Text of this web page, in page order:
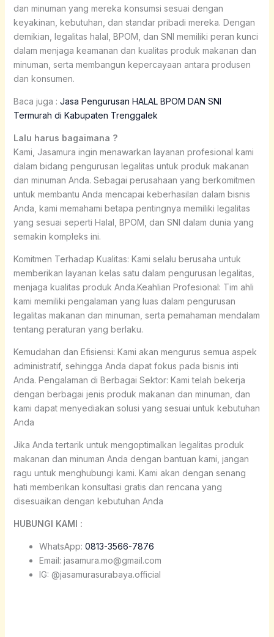
dan minuman yang mereka konsumsi sesuai dengan
keyakinan, kebutuhan, dan standar pribadi mereka. Dengan
demikian, legalitas halal, BPOM, dan SNI memiliki peran kunci
dalam menjaga keamanan dan kualitas produk makanan dan
minuman, serta membangun kepercayaan antara produsen
dan konsumen.
Baca juga : Jasa Pengurusan HALAL BPOM DAN SNI
Termurah di Kabupaten Trenggalek
Lalu harus bagaimana ?
Kami, Jasamura ingin menawarkan layanan profesional kami
dalam bidang pengurusan legalitas untuk produk makanan
dan minuman Anda. Sebagai perusahaan yang berkomitmen
untuk membantu Anda mencapai keberhasilan dalam bisnis
Anda, kami memahami betapa pentingnya memiliki legalitas
yang sesuai seperti Halal, BPOM, dan SNI dalam dunia yang
semakin kompleks ini.
Komitmen Terhadap Kualitas: Kami selalu berusaha untuk
memberikan layanan kelas satu dalam pengurusan legalitas,
menjaga kualitas produk Anda.Keahlian Profesional: Tim ahli
kami memiliki pengalaman yang luas dalam pengurusan
legalitas makanan dan minuman, serta pemahaman mendalam
tentang peraturan yang berlaku.
Kemudahan dan Efisiensi: Kami akan mengurus semua aspek
administratif, sehingga Anda dapat fokus pada bisnis inti
Anda. Pengalaman di Berbagai Sektor: Kami telah bekerja
dengan berbagai jenis produk makanan dan minuman, dan
kami dapat menyediakan solusi yang sesuai untuk kebutuhan
Anda
Jika Anda tertarik untuk mengoptimalkan legalitas produk
makanan dan minuman Anda dengan bantuan kami, jangan
ragu untuk menghubungi kami. Kami akan dengan senang
hati memberikan konsultasi gratis dan rencana yang
disesuaikan dengan kebutuhan Anda
HUBUNGI KAMI :
WhatsApp: 0813-3566-7876
Email: jasamura.mo@gmail.com
IG: @jasamurasurabaya.official